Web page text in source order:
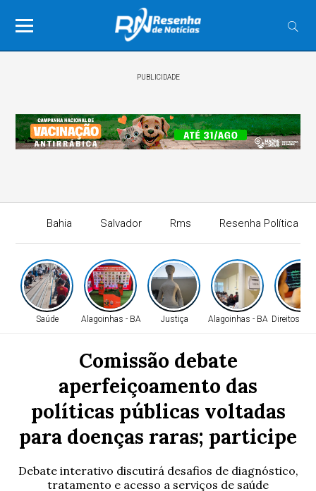
PUBLICIDADE
Bahia Salvador Rms Resenha Política
Saúde Alagoinhas - BA Justiça Alagoinhas - BA Direitos
Comissão debate
aperfeiçoamento das
políticas públicas voltadas
para doenças raras; participe
Debate interativo discutirá desafios de diagnóstico,
tratamento e acesso a serviços de saúde